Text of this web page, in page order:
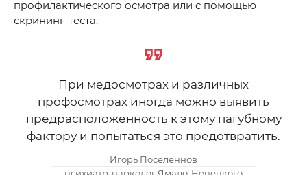
профилактического осмотра или с помощью
скрининг-теста.
При медосмотрах и различных
профосмотрах иногда можно выявить
предрасположенность к этому пагубному
фактору и попытаться это предотвратить.
Игорь Поселеннов